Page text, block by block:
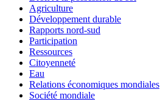
Agriculture
Développement durable
Rapports nord-sud
Participation
Ressources
Citoyenneté
Eau
Relations économiques mondiales
Société mondiale